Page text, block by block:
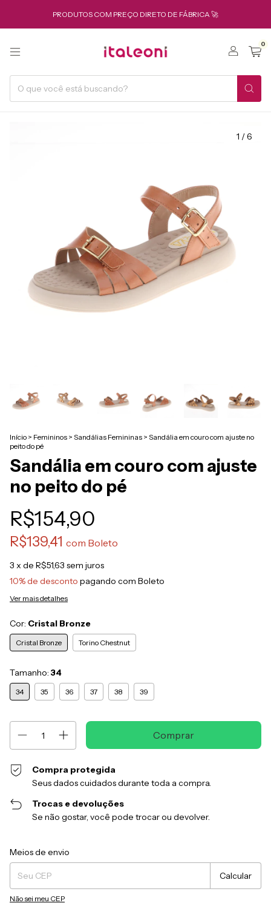
PRODUTOS COM PREÇO DIRETO DE FÁBRICA 🚀
0
1 /6
Início > Femininos > Sandálias Femininas > Sandália em couro com ajuste no
peito do pé
Sandália em couro com ajuste
no peito do pé
R$154,90
R$139,41 com Boleto
3 x de R$51,63 sem juros
10% de desconto pagando com Boleto
Ver mais detalhes
Cor: Cristal Bronze
Cristal Bronze Torino Chestnut
Tamanho: 34
34 35 36 37 38 39
Compra protegida
Seus dados cuidados durante toda a compra.
Trocas e devoluções
Se não gostar, você pode trocar ou devolver.
Entregas para o CEP:
Meios de envio
Calcular
Não sei meu CEP